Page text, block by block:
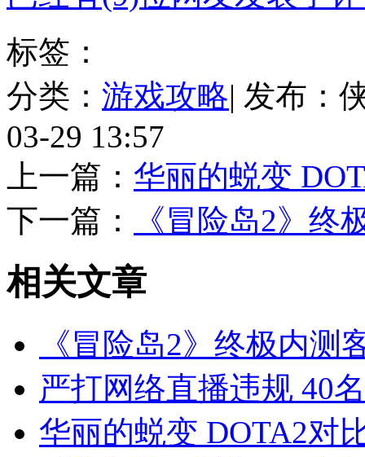
标签：
分类： 游戏攻略| 发布：
03-29 13:57
上一篇： 华丽的蜕变
下一篇：
《冒险岛2》终
相关文章
《冒险岛2》终极内测
严打网络直播违规 40
华丽的蜕变 DOTA2对